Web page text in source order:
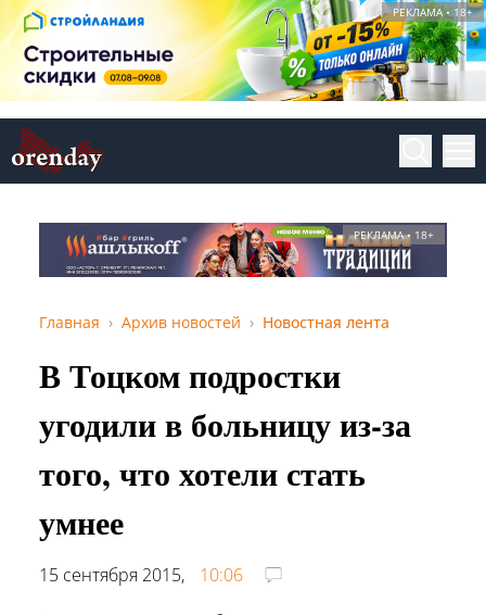
РЕКЛАМА • 18+
РЕКЛАМА • 18+
Главная Архив новостей Новостная лента
В Тоцком подростки
угодили в больницу из-за
того, что хотели стать
умнее
15 сентября 2015,
10:06